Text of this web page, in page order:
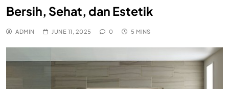
Bersih, Sehat, dan Estetik
ADMIN JUNE 11, 2025 0 5 MINS